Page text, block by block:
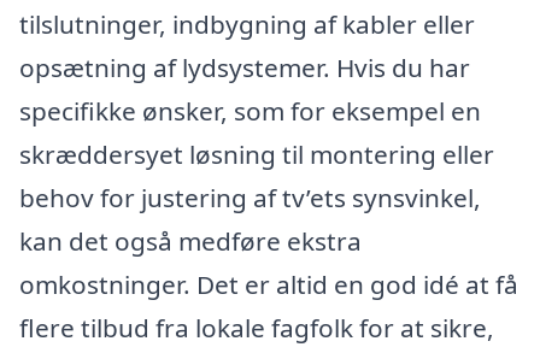
tilslutninger, indbygning af kabler eller
opsætning af lydsystemer. Hvis du har
specifikke ønsker, som for eksempel en
skræddersyet løsning til montering eller
behov for justering af tv’ets synsvinkel,
kan det også medføre ekstra
omkostninger. Det er altid en god idé at få
flere tilbud fra lokale fagfolk for at sikre,